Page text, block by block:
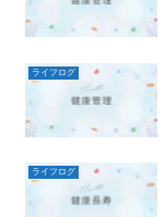
ライフログ
ライフログ